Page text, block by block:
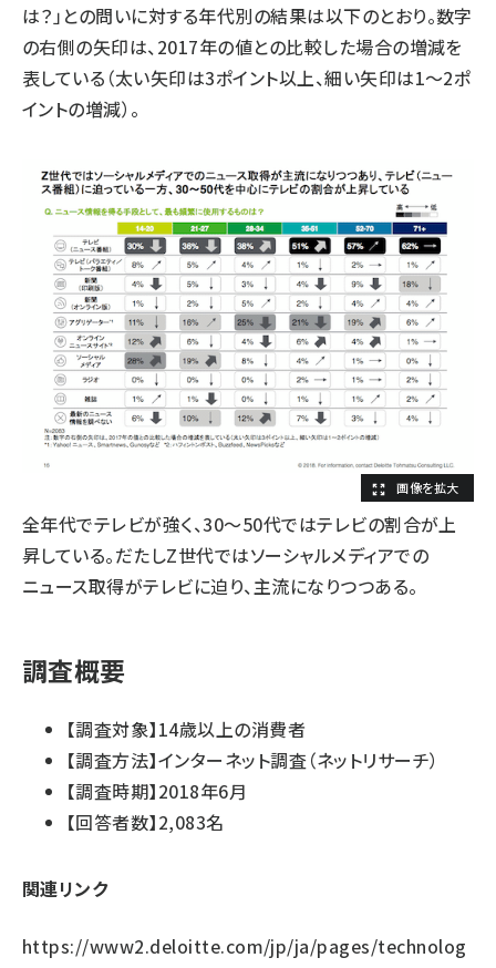
は？」との問いに対する年代別の結果は以下のとおり。数字
の右側の矢印は、2017年の値との比較した場合の増減を
表している（太い矢印は3ポイント以上、細い矢印は1～2ポ
イントの増減）。
全年代でテレビが強く、30～50代ではテレビの割合が上
昇している。だたしZ世代ではソーシャルメディアでの
ニュース取得がテレビに迫り、主流になりつつある。
調査概要
【調査対象】14歳以上の消費者
【調査方法】インターネット調査（ネットリサーチ）
【調査時期】2018年6月
【回答者数】2,083名
関連リンク
https://www2.deloitte.com/jp/ja/pages/technolog